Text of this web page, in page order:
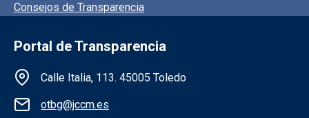
Consejos de Transparencia
Portal de Transparencia
Información de la institución
Calle Italia, 113. 45005 Toledo
otbg@jccm.es